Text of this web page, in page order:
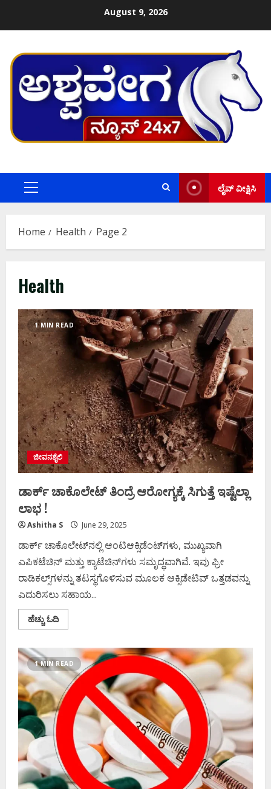
August 9, 2026
Primary
ಲೈವ್ ವೀಕ್ಷಿಸಿ
Home Health Page 2
Health
1 MIN READ
ಜೀವನಶೈಲಿ
ಡಾರ್ಕ್ ಚಾಕೊಲೇಟ್‌ ತಿಂದ್ರೆ ಆರೋಗ್ಯಕ್ಕೆ ಸಿಗುತ್ತೆ ಇಷ್ಟೆಲ್ಲಾ
ಲಾಭ !
Ashitha S June 29, 2025
ಡಾರ್ಕ್ ಚಾಕೊಲೇಟ್‌ನಲ್ಲಿ ಆಂಟಿಆಕ್ಸಿಡೆಂಟ್‌ಗಳು, ಮುಖ್ಯವಾಗಿ
ಎಪಿಕಟೆಚಿನ್ ಮತ್ತು ಕ್ಯಾಟೆಚಿನ್‌ಗಳು ಸಮೃದ್ಧವಾಗಿವೆ. ಇವು ಫ್ರೀ
ರಾಡಿಕಲ್ಸ್‌ಗಳನ್ನು ತಟಸ್ಥಗೊಳಿಸುವ ಮೂಲಕ ಆಕ್ಸಿಡೇಟಿವ್ ಒತ್ತಡವನ್ನು
ಎದುರಿಸಲು ಸಹಾಯ...
ಹೆಚ್ಚು ಓದಿRead
more
ಚಾಕೊಲೇಟ್‌
ತಿಂದ್ರೆ
ಆರೋಗ್ಯಕ್ಕೆ
ಸಿಗುತ್ತೆ
ಇಷ್ಟೆಲ್ಲಾ
ಲಾಭ
!
1 MIN READ